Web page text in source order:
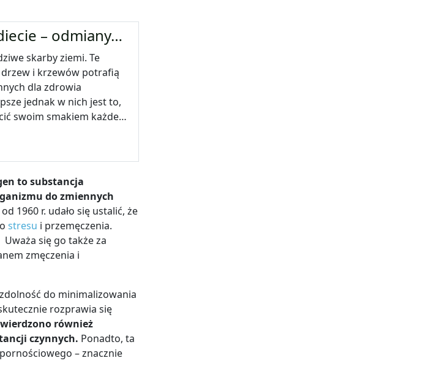
– odmiany…
skarby ziemi. Te
i krzewów potrafią
dla zdrowia
jednak w nich jest to,
swoim smakiem każde…
to substancja
do zmiennych
1960 r. udało się ustalić, że
stresu i przemęczenia.
się go także za
zmęczenia i
do minimalizowania
rozprawia się
również
czynnych. Ponadto, ta
– znacznie